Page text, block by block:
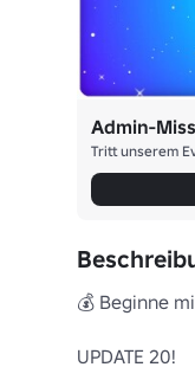
Admin-
Tritt unserem
💰 Beginne
UPDATE 20!